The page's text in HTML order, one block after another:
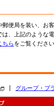
郵便局を装い、お
は、上記のような
ちら をご覧ください
グループ・プ